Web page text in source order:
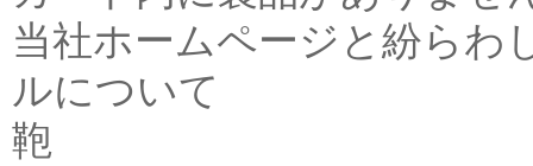
当社ホームページと紛らわ
ルについて
鞄